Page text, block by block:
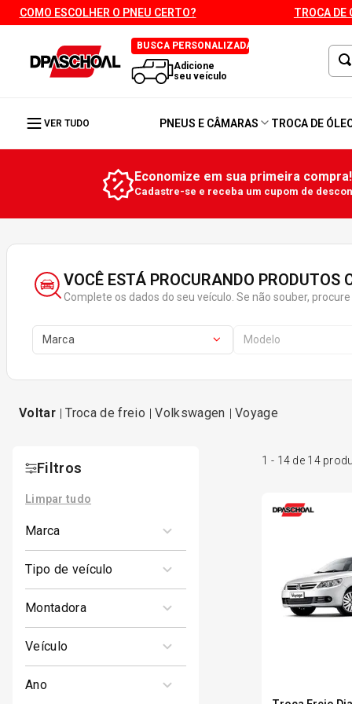
COMO ESCOLHER O PNEU CERTO? TROCA DE
BUSCA PERSONALIZADA
Adicione
seu veículo
VER TUDO PNEUS E CÂMARAS TROCA DE
Economize em sua primeira compra!
Cadastre-se e receba um cupom de
VOCÊ ESTÁ PROCURANDO PRODUTOS
Complete os dados do seu veículo. Se não souber,
Marca Modelo
troca de freio volkswagen voyage
Filtros
marca
tipo de veículo
montadora
veículo
SEDAN
ano
Limpar tudo
1 - 14 de 14